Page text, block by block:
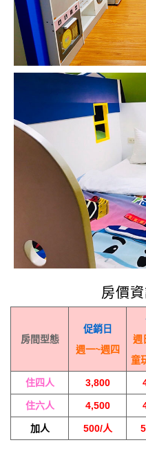
房價
房間型態
促銷日
週一~週四
週
童
住四人 3,800
住六人 4,500
加人 500/人